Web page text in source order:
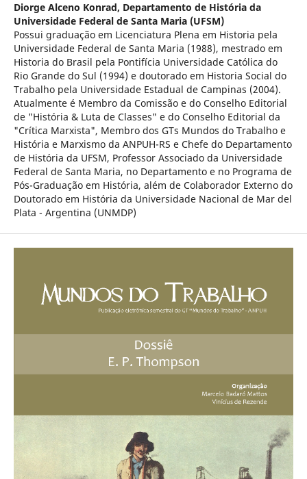
Diorge Alceno Konrad, Departamento de História da
Universidade Federal de Santa Maria (UFSM)
Possui graduação em Licenciatura Plena em Historia pela
Universidade Federal de Santa Maria (1988), mestrado em
Historia do Brasil pela Pontifícia Universidade Católica do
Rio Grande do Sul (1994) e doutorado em Historia Social do
Trabalho pela Universidade Estadual de Campinas (2004).
Atualmente é Membro da Comissão e do Conselho Editorial
de "História & Luta de Classes" e do Conselho Editorial da
"Crítica Marxista", Membro dos GTs Mundos do Trabalho e
História e Marxismo da ANPUH-RS e Chefe do Departamento
de História da UFSM, Professor Associado da Universidade
Federal de Santa Maria, no Departamento e no Programa de
Pós-Graduação em História, além de Colaborador Externo do
Doutorado em História da Universidade Nacional de Mar del
Plata - Argentina (UNMDP)